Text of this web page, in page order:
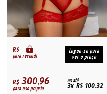
R$
para revenda
Logue-se para
ver o preço
R$300,96
para uso próprio
em até
3x R$ 100,32